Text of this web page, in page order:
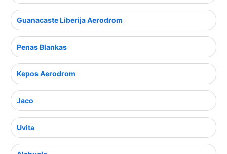
Guanacaste Liberija Aerodrom
Penas Blankas
Kepos Aerodrom
Jaco
Uvita